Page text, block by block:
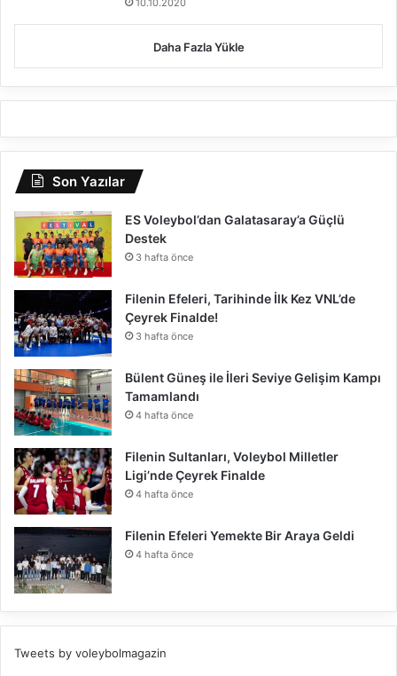
10.10.2020
Daha Fazla Yükle
Son Yazılar
ES Voleybol’dan Galatasaray’a Güçlü
Destek
3 hafta önce
Filenin Efeleri, Tarihinde İlk Kez VNL’de
Çeyrek Finalde!
3 hafta önce
Bülent Güneş ile İleri Seviye Gelişim Kampı
Tamamlandı
4 hafta önce
Filenin Sultanları, Voleybol Milletler
Ligi’nde Çeyrek Finalde
4 hafta önce
Filenin Efeleri Yemekte Bir Araya Geldi
4 hafta önce
Tweets by voleybolmagazin